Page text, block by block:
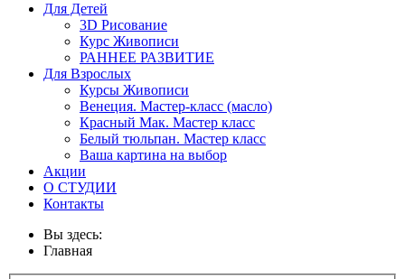
Для Детей
3D Рисование
Курс Живописи
РАННЕЕ РАЗВИТИЕ
Для Взрослых
Курсы Живописи
Венеция. Мастер-класс (масло)
Красный Мак. Мастер класс
Белый тюльпан. Мастер класс
Ваша картина на выбор
Акции
О СТУДИИ
Контакты
Вы здесь:
Главная